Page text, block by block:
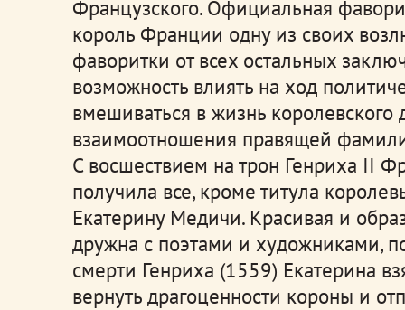
Французского. Официальная
король Франции одну из своих
фаворитки от всех остальных
возможность влиять на ход
вмешиваться в жизнь
взаимоотношения правящей
С восшествием на трон Генриха II
получила все, кроме титула
Екатерину Медичи. Красивая и
дружна с поэтами и художниками,
смерти Генриха (1559) Екатерина
вернуть драгоценности короны и